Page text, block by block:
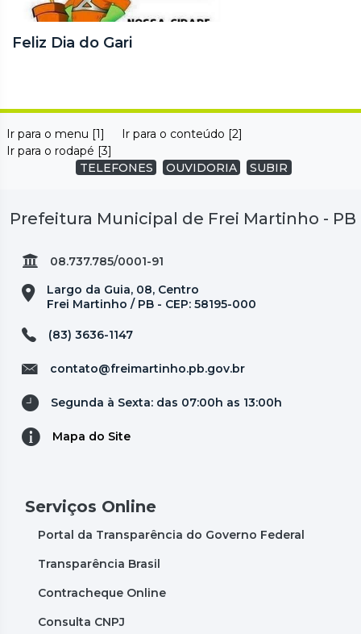
Feliz Dia do Gari
Ir para o menu [1]
Ir para o conteúdo [2]
Ir para o rodapé [3]
TELEFONES
OUVIDORIA SUBIR
Prefeitura Municipal de Frei Martinho - PB
08.737.785/0001-91
Largo da Guia, 08, Centro
Frei Martinho / PB - CEP: 58195-000
(83) 3636-1147
contato@freimartinho.pb.gov.br
Segunda à Sexta: das 07:00h as 13:00h
Mapa do Site
Serviços Online
Portal da Transparência do Governo Federal
Transparência Brasil
Contracheque Online
Consulta CNPJ